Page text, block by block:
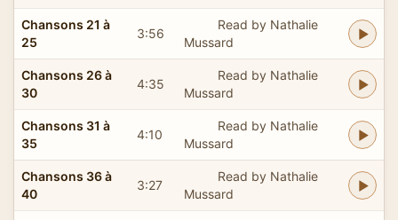
Chansons 21 à
25
3:56
Read by Nathalie
Mussard
Chansons 26 à
30
4:35
Read by Nathalie
Mussard
Chansons 31 à
35
4:10
Read by Nathalie
Mussard
Chansons 36 à
40
3:27
Read by Nathalie
Mussard